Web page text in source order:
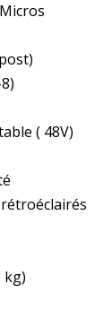
( 48V)
kg)